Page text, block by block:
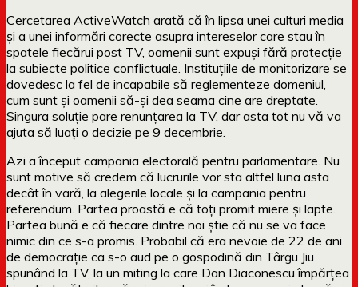
Cercetarea ActiveWatch arată că în lipsa unei culturi media
și a unei informări corecte asupra intereselor care stau în
spatele fiecărui post TV, oamenii sunt expuși fără protecție
la subiecte politice conflictuale. Instituțiile de monitorizare se
dovedesc la fel de incapabile să reglementeze domeniul,
cum sunt și oamenii să-și dea seama cine are dreptate.
Singura soluție pare renunțarea la TV, dar asta tot nu vă va
ajuta să luați o decizie pe 9 decembrie.
Azi a început campania electorală pentru parlamentare. Nu
sunt motive să credem că lucrurile vor sta altfel luna asta
decât în vară, la alegerile locale și la campania pentru
referendum. Partea proastă e că toți promit miere și lapte.
Partea bună e că fiecare dintre noi știe că nu se va face
nimic din ce s-a promis. Probabil că era nevoie de 22 de ani
de democrație ca s-o aud pe o gospodină din Târgu Jiu
spunând la TV, la un miting la care Dan Diaconescu împărțea